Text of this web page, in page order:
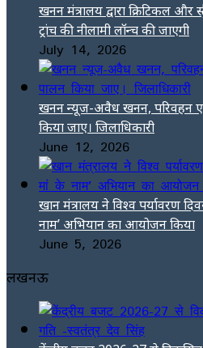
खनन मंत्रालय द्वारा क्रिटिकल
ट्रांच की नीलामी लॉन्च की जाएगी
July 14, 2026
खनन न्यूज-अवैध खनन, परिवहन
किया जाए। जिलाधिकारी
June 12, 2026
खान मंत्रालय ने विश्व पर्यावरण
नाम’ अभियान का आयोजन किया
June 5, 2026
लखनऊ